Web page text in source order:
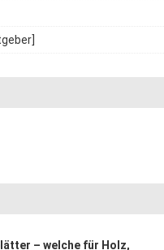
– welche für Holz,